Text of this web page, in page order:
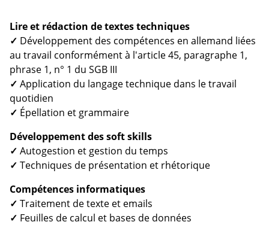
Lire et rédaction de textes techniques
✓ Développement des compétences en allemand liées
au travail conformément à l'article 45, paragraphe 1,
phrase 1, n° 1 du SGB III
✓ Application du langage technique dans le travail
quotidien
✓ Épellation et grammaire
Développement des soft skills
✓ Autogestion et gestion du temps
✓ Techniques de présentation et rhétorique
Compétences informatiques
✓ Traitement de texte et emails
✓ Feuilles de calcul et bases de données